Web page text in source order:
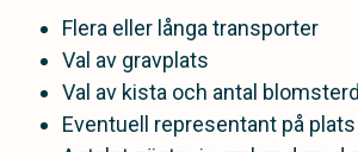
Flera eller långa transporter
Val av gravplats
Val av kista och antal
Eventuell representant på plats